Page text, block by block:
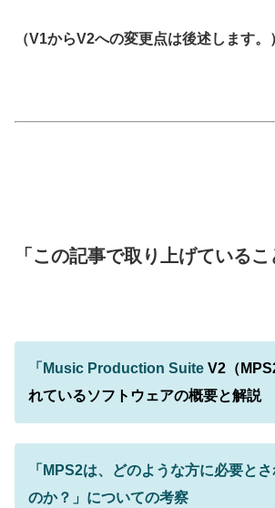
（V1からV2への変更点は後述します。
「この記事で取り上げているこ
「Music Production Suite V2（
れているソフトウェアの概要と解説
「MPS2は、どのような方に必要と
のか？」についての考察